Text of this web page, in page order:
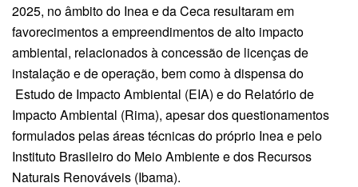
2025, no âmbito do Inea e da Ceca resultaram em
favorecimentos a empreendimentos de alto impacto
ambiental, relacionados à concessão de licenças de
instalação e de operação, bem como à dispensa do
Estudo de Impacto Ambiental (EIA) e do Relatório de
Impacto Ambiental (Rima), apesar dos questionamentos
formulados pelas áreas técnicas do próprio Inea e pelo
Instituto Brasileiro do Meio Ambiente e dos Recursos
Naturais Renováveis (Ibama).